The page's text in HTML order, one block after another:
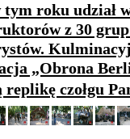
roku udział
z 30
„Obrona
replikę czołgu